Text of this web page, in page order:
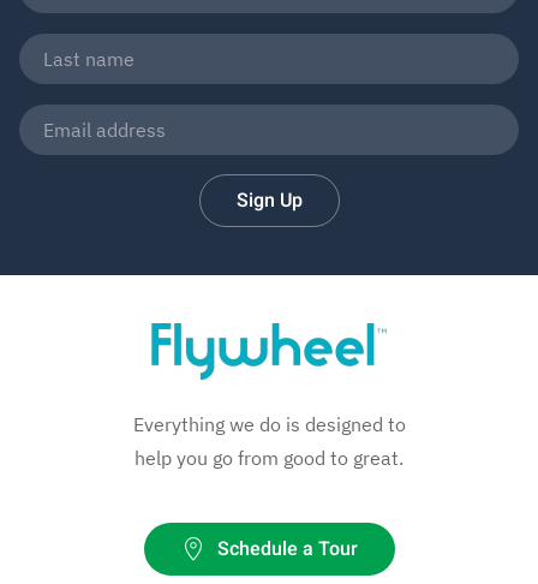
Sign Up
Everything we do is designed to
help you go from good to great.
Schedule a Tour